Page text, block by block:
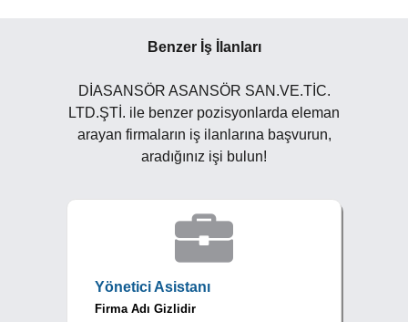
Benzer İş İlanları
DİASANSÖR ASANSÖR SAN.VE.TİC.
LTD.ŞTİ. ile benzer pozisyonlarda eleman
arayan firmaların iş ilanlarına başvurun,
aradığınız işi bulun!
Yönetici Asistanı
Firma Adı Gizlidir